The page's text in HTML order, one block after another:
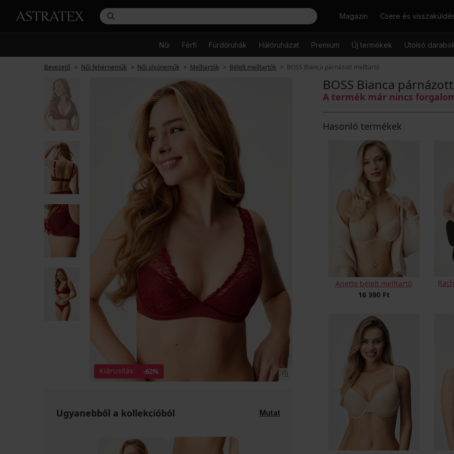
KeresésMagazin Csere és
Női Férfi Fürdőruhák Hálóruházat Premium Új termékek Utolsó
Bevezető Női fehérneműk Női alsóneműk Melltartók Bélelt melltartók BOSS Bianca párnázott melltartó
Kiárusítás -62%
Ugyanebből a kollekcióból Mutat
BOSS Bianca
A termék már nincs
Hasonló termékek
Anette bélelt melltartó
16 390 Ft